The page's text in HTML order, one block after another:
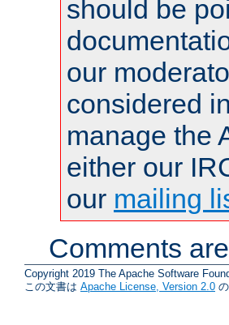
should be
our
considered
manage the
either our
our mailing
Comments
Copyright 2019 The Apache Software
この文書は Apache License, Version 2.0